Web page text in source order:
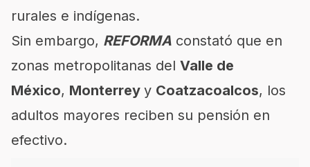
rurales e indígenas.
Sin embargo, REFORMA constató que en
zonas metropolitanas del Valle de
México, Monterrey y Coatzacoalcos, los
adultos mayores reciben su pensión en
efectivo.